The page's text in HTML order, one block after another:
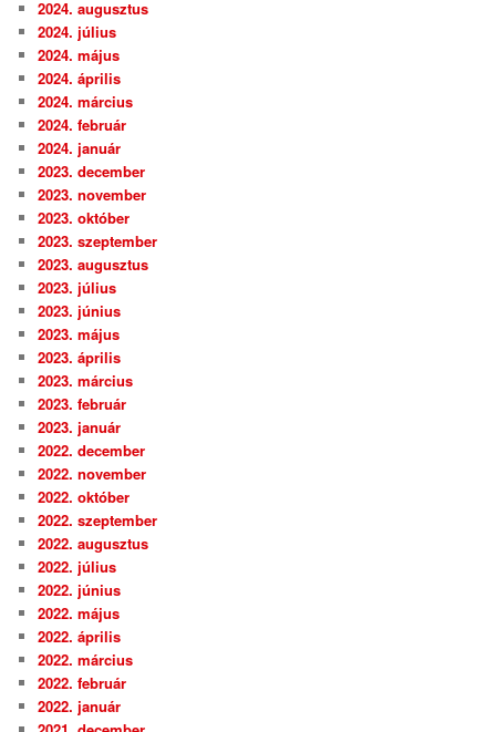
2024. augusztus
2024. július
2024. május
2024. április
2024. március
2024. február
2024. január
2023. december
2023. november
2023. október
2023. szeptember
2023. augusztus
2023. július
2023. június
2023. május
2023. április
2023. március
2023. február
2023. január
2022. december
2022. november
2022. október
2022. szeptember
2022. augusztus
2022. július
2022. június
2022. május
2022. április
2022. március
2022. február
2022. január